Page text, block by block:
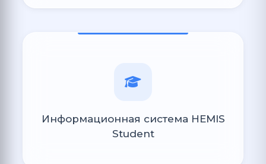
Информационная система HEMIS
Student